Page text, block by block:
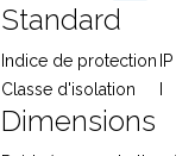
Standard
Indice de protection
Classe d'isolation
I
Dimensions